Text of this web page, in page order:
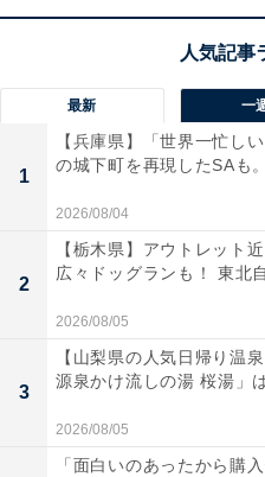
最新 一
1
【兵庫県】「世界一忙し
の城下町を再現したSAも
2026/08/04
2
【栃木県】アウトレット
広々ドッグランも！ 東北
2026/08/05
3
【山梨県の人気日帰り温
源泉かけ流しの湯 桜湯」
2026/08/05
「面白いのあったから購